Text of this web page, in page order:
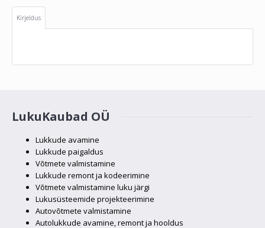
Kirjeldus
LukuKaubad OÜ
Lukkude avamine
Lukkude paigaldus
Võtmete valmistamine
Lukkude remont ja kodeerimine
Võtmete valmistamine luku järgi
Lukusüsteemide projekteerimine
Autovõtmete valmistamine
Autolukkude avamine, remont ja hooldus